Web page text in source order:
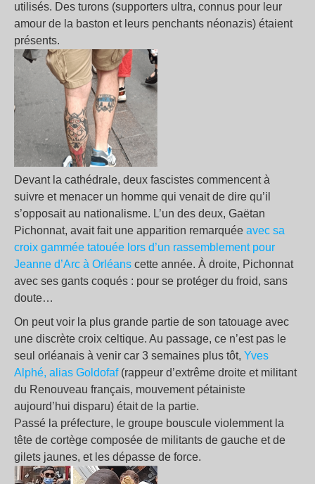
utilisés. Des turons (supporters ultra, connus pour leur
amour de la baston et leurs penchants néonazis) étaient
présents.
Devant la cathédrale, deux fascistes commencent à
suivre et menacer un homme qui venait de dire qu’il
s’opposait au nationalisme. L’un des deux, Gaëtan
Pichonnat, avait fait une apparition remarquée avec sa
croix gammée tatouée lors d’un rassemblement pour
Jeanne d’Arc à Orléans cette année. À droite, Pichonnat
avec ses gants coqués : pour se protéger du froid, sans
doute…
On peut voir la plus grande partie de son tatouage avec
une discrète croix celtique. Au passage, ce n’est pas le
seul orléanais à venir car 3 semaines plus tôt, Yves
Alphé, alias Goldofaf(rappeur d’extrême droite et militant
du Renouveau français, mouvement pétainiste
aujourd’hui disparu) était de la partie.
Passé la préfecture, le groupe bouscule violemment la
tête de cortège composée de militants de gauche et de
gilets jaunes, et les dépasse de force.